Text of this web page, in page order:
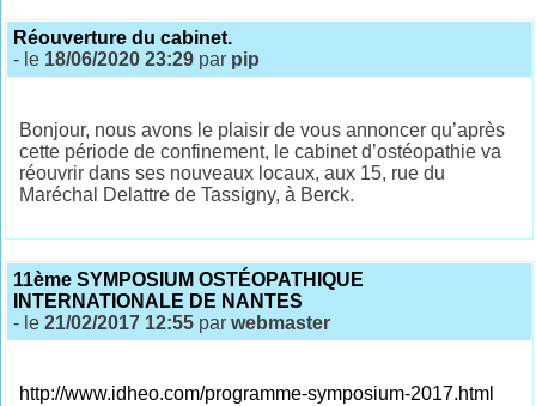
Réouverture du cabinet.
- le 18/06/2020 23:29 par pip
Bonjour, nous avons le plaisir de vous annoncer qu’après
cette période de confinement, le cabinet d’ostéopathie va
réouvrir dans ses nouveaux locaux, aux 15, rue du
Maréchal Delattre de Tassigny, à Berck.
11ème SYMPOSIUM OSTÉOPATHIQUE
INTERNATIONALE DE NANTES
- le21/02/2017 12:55 parwebmaster
http://www.idheo.com/programme-symposium-2017.html